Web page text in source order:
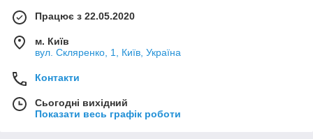
Працює з 22.05.2020
м. Київ
вул. Скляренко, 1, Київ, Україна
Контакти
Сьогодні вихідний
Показати весь графік роботи